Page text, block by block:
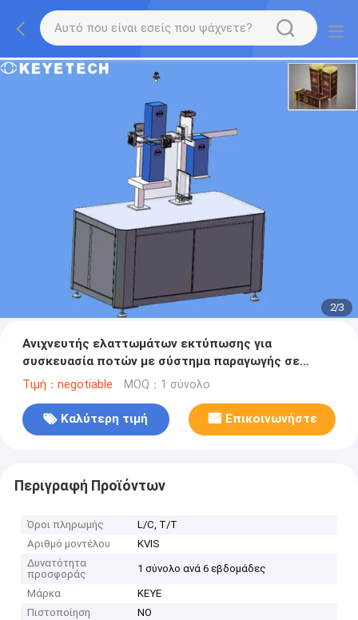
2/3
Ανιχνευτής ελαττωμάτων εκτύπωσης για
συσκευασία ποτών με σύστημα παραγωγής σε
πραγματικό χρόνο
Τιμή：negotiable MOQ：1 σύνολο
Καλύτερη τιμή Επικοινωνήστε
Περιγραφή Προϊόντων
Όροι πληρωμής
L/C, T/T
Αριθμό μοντέλου
KVIS
Δυνατότητα
προσφοράς
1 σύνολο ανά 6 εβδομάδες
Μάρκα
KEYE
Πιστοποίηση
NO